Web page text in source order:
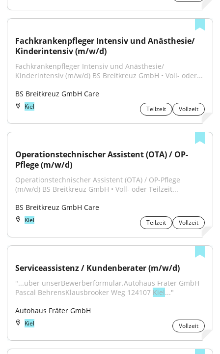
Fachkrankenpfleger Intensiv und Anästhesie/
Kinderintensiv (m/w/d)
Fachkrankenpfleger Intensiv und Anästhesie/
Kinderintensiv (m/w/d) BS Breitkreuz GmbH • Voll- oder...
BS Breitkreuz GmbH Care
Kiel Teilzeit Vollzeit
Operationstechnischer Assistent (OTA) / OP-
Pflege (m/w/d)
Operationstechnischer Assistent (OTA) / OP-Pflege
(m/w/d) BS Breitkreuz GmbH • Voll- oder Teilzeit...
BS Breitkreuz GmbH Care
Kiel Teilzeit Vollzeit
Serviceassistenz / Kundenberater (m⁠/⁠w⁠/⁠d)
"...über unserBewerberformular.Autohaus Fräter GmbH
Pascal BehrensKlausbrooker Weg 124107 Kiel..."
Autohaus Fräter GmbH
Kiel Vollzeit